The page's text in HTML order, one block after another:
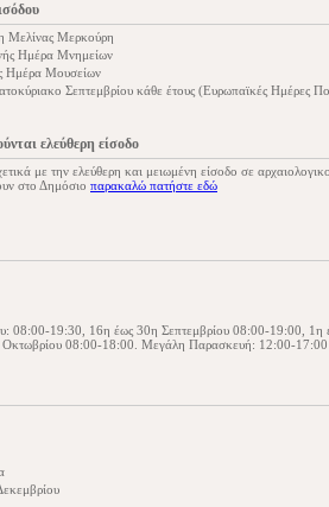
Μελίνας Μερκούρη
Ημέρα Μνημείων
Ημέρα Μουσείων
Σεπτεμβρίου κάθε έτους (Ευρωπαϊκές Ημέρες
ελεύθερη είσοδο
με την ελεύθερη και μειωμένη είσοδο σε
στο Δημόσιο παρακαλώ πατήστε εδώ
08:00-19:30, 16η έως 30η Σεπτεμβρίου 08:00-19:00,
Οκτωβρίου 08:00-18:00. Μεγάλη Παρασκευή: 12:00-